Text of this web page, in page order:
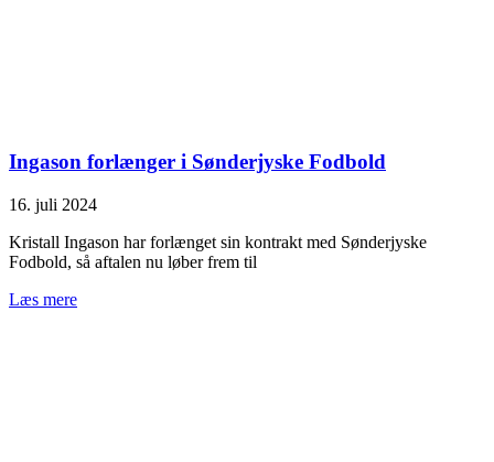
Ingason forlænger i Sønderjyske Fodbold
16. juli 2024
Kristall Ingason har forlænget sin kontrakt med Sønderjyske
Fodbold, så aftalen nu løber frem til
Læs mere